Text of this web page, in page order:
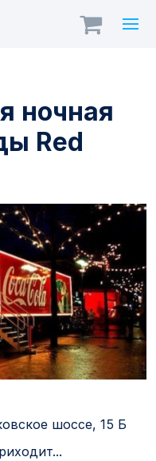
ночная
Red
шоссе, 15 Б